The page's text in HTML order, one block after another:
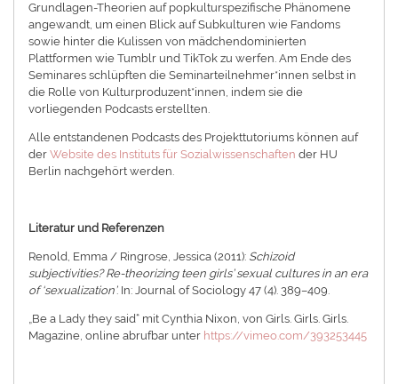
Grundlagen-Theorien auf popkulturspezifische Phänomene
angewandt, um einen Blick auf Subkulturen wie Fandoms
sowie hinter die Kulissen von mädchendominierten
Plattformen wie Tumblr und TikTok zu werfen. Am Ende des
Seminares schlüpften die Seminarteilnehmer*innen selbst in
die Rolle von Kulturproduzent*innen, indem sie die
vorliegenden Podcasts erstellten.
Alle entstandenen Podcasts des Projekttutoriums können auf
derWebsite des Instituts für Sozialwissenschaften der HU
Berlin nachgehört werden.
Literatur und Referenzen
Renold, Emma / Ringrose, Jessica (2011): Schizoid
subjectivities? Re-theorizing teen girls’ sexual cultures in an era
of ‘sexualization’. In: Journal of Sociology 47 (4). 389–409.
„Be a Lady they said“ mit Cynthia Nixon, von Girls. Girls. Girls.
Magazine, online abrufbar unter https://vimeo.com/393253445